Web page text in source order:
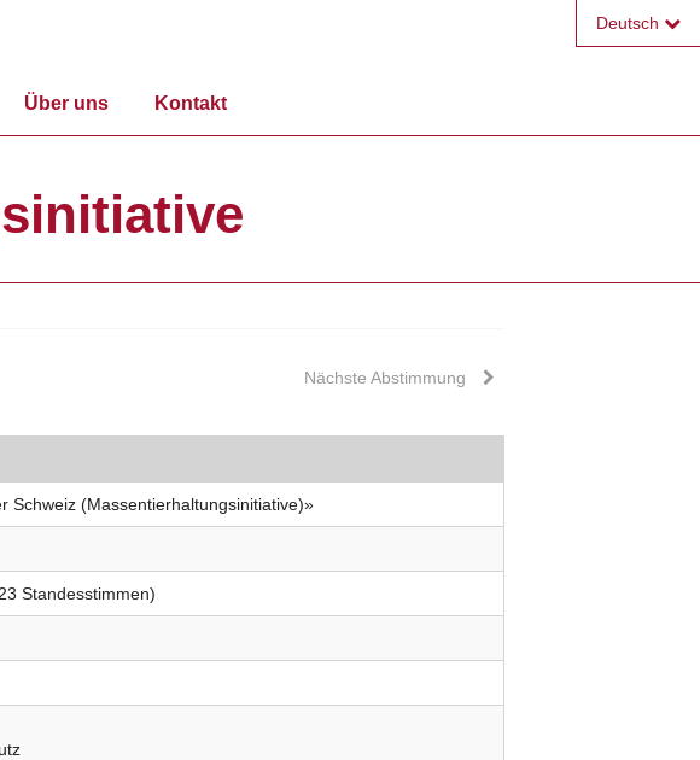
Über uns Kontakt
Deutsch
Nächste Abstimmung
Schweiz (Massentierhaltungsinitiative)»
Standesstimmen)